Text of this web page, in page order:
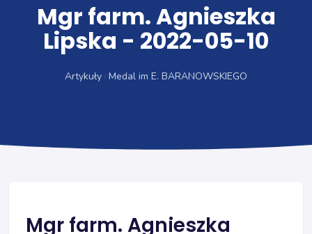
Mgr farm. Agnieszka
Lipska - 2022-05-10
Artykuły Medal im E. BARANOWSKIEGO
Mgr farm. Agnieszka